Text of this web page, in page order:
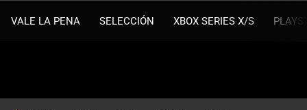
VALE LA PENA SELECCIÓN XBOX SERIES X/S